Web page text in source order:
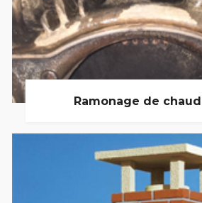
Ramonage de